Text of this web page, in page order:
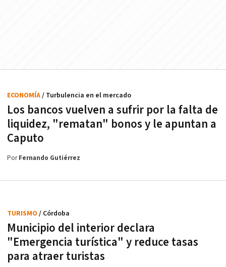
Los bancos vuelven a sufrir por la falta de
liquidez, "rematan" bonos y le apuntan a
Caputo
ECONOMÍA/ Turbulencia en el mercado
PorFernando Gutiérrez
Municipio del interior declara
"Emergencia turística" y reduce tasas
para atraer turistas
TURISMO / Córdoba